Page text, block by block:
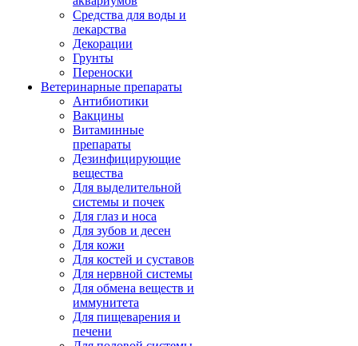
Средства для воды и
лекарства
Декорации
Грунты
Переноски
Ветеринарные препараты
Антибиотики
Вакцины
Витаминные
препараты
Дезинфицирующие
вещества
Для выделительной
системы и почек
Для глаз и носа
Для зубов и десен
Для кожи
Для костей и суставов
Для нервной системы
Для обмена веществ и
иммунитета
Для пищеварения и
печени